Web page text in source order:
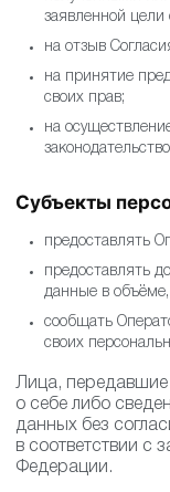
заявленной цели
на отзыв
на принятие
своих прав;
на
Субъекты
предоставлять
предоставлять
данные в
сообщать
своих
Лица, передавшие
о себе либо
данных без
в соответствии с
Федерации.